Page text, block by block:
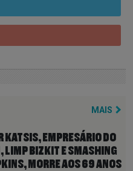
MAIS
KATSIS, EMPRESÁRIO DO
LIMP BIZKIT E SMASHING
MORRE AOS 69 ANOS